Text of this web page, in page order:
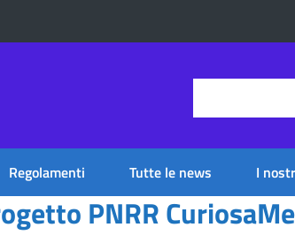
Regolamenti Tutte le news I
PNRR